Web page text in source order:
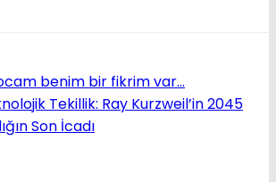
benim bir fikrim var…
Tekillik: Ray Kurzweil’in 2045
Son İcadı